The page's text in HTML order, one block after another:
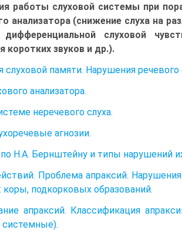
работы слуховой системы при
анализатора (снижение слуха на
слуховой
коротких звуков и др.).
слуховой памяти. Нарушения
анализатора.
неречевого слуха.
агнозии.
Н.А. Бернштейну и типы нарушений
Проблема апраксий.
подкорковых образований.
апраксий. Классификация
системные).